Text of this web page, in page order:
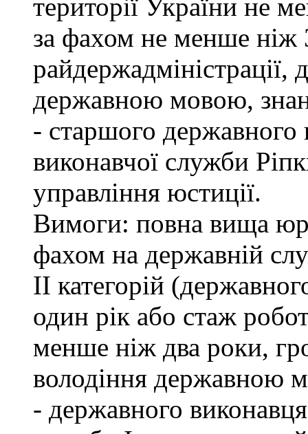
території України не
за фахом не менше ніж
райдержадміністрації,
державною мовою,
- старшого державного
виконавчої служби
управління юстиції.
Вимоги: повна вища
фахом на державній
ІІ категорій
один рік або стаж
менше ніж два роки,
володіння державною
- державного